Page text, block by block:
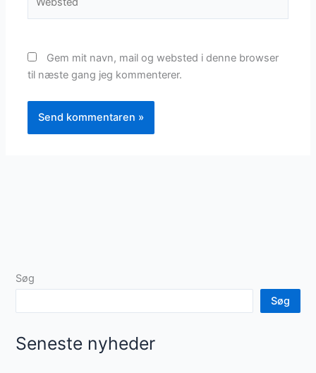
Gem mit navn, mail og websted i denne browser
til næste gang jeg kommenterer.
Søg
Søg
Seneste nyheder